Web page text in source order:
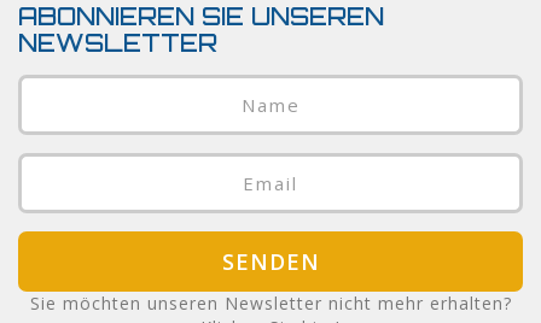
ABONNIEREN SIE UNSEREN
NEWSLETTER
SENDEN
Sie möchten unseren Newsletter nicht mehr erhalten?